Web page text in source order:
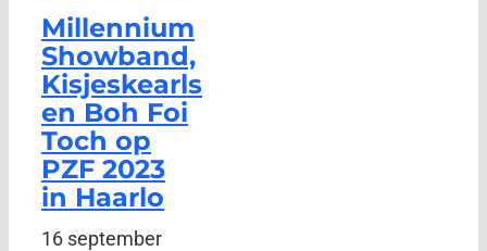
Millennium
Showband,
Kisjeskearls
en Boh Foi
Toch op
PZF 2023
in Haarlo
16 september